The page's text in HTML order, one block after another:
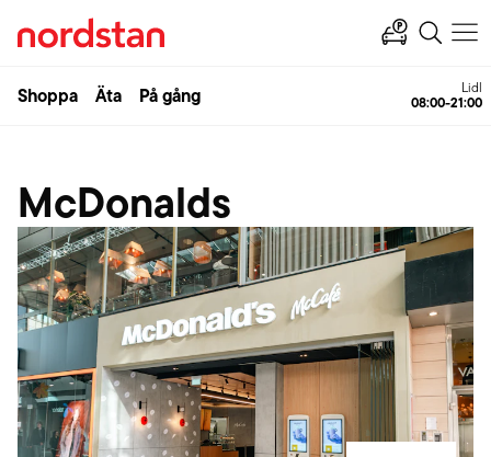
Shoppa Äta På gång Lidl
08:00-21:00
McDonalds